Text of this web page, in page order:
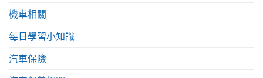
機車相關
每日學習小知識
汽車保險